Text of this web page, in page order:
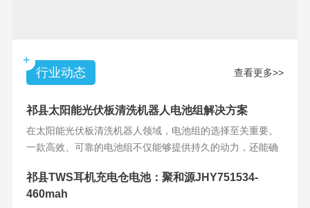
+
行业动态
查看更多>>
祁县太阳能光伏板清洗机器人电池组解决方案
在太阳能光伏板清洗机器人领域，电池组的选择至关重要。
一款高效、可靠的电池组不仅能够提供持久的动力，还能确
祁县TWS耳机充电仓电池：聚和源JHY751534-
460mah